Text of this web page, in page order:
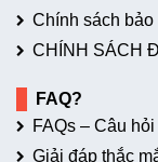
Chính sách bảo
CHÍNH SÁCH
FAQ?
FAQs – Câu
Giải đáp thắc